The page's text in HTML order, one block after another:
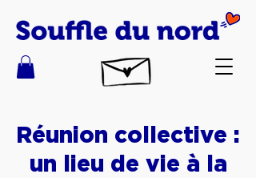
Réunion collective :
un lieu de vie à la